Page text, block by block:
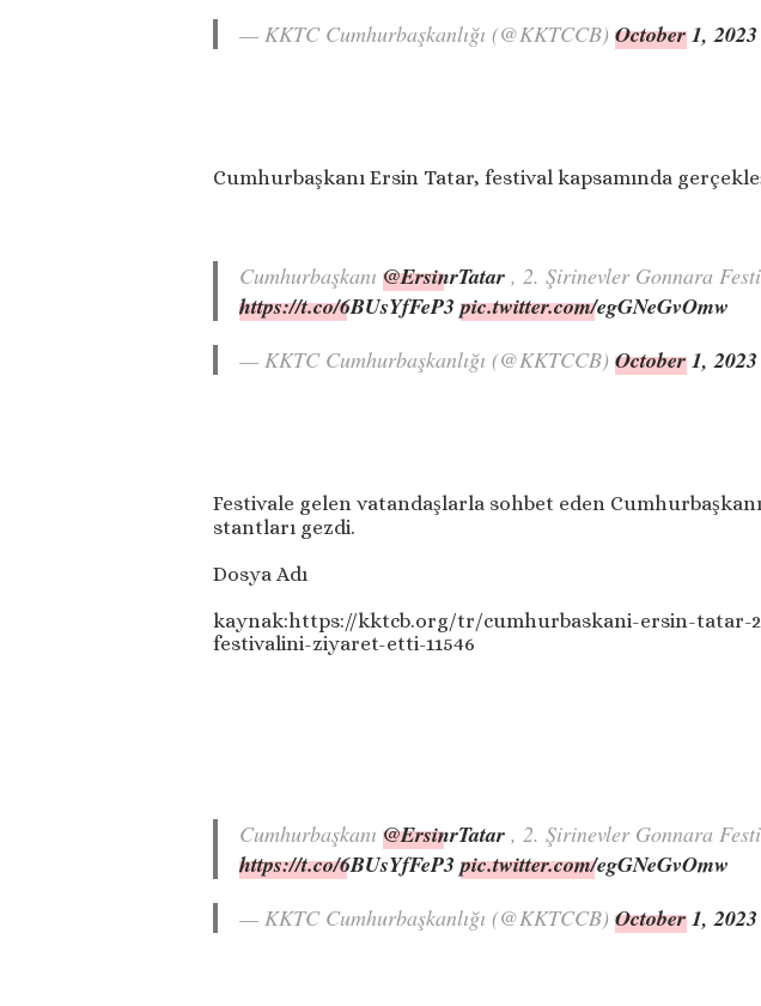
— KKTC Cumhurbaşkanlığı (@KKTCCB) October 1, 2023
Cumhurbaşkanı Ersin Tatar, festival kapsamında
Cumhurbaşkanı @ErsinrTatar , 2. Şirinevler Gonnara
https://t.co/6BUsYfFeP3 pic.twitter.com/egGNeGvOmw
— KKTC Cumhurbaşkanlığı (@KKTCCB) October 1, 2023
Festivale gelen vatandaşlarla sohbet eden
stantları gezdi.
Dosya Adı
kaynak:https://kktcb.org/tr/cumhurbaskani-ersin-tatar-
festivalini-ziyaret-etti-11546
Cumhurbaşkanı @ErsinrTatar , 2. Şirinevler Gonnara
https://t.co/6BUsYfFeP3 pic.twitter.com/egGNeGvOmw
— KKTC Cumhurbaşkanlığı (@KKTCCB) October 1, 2023